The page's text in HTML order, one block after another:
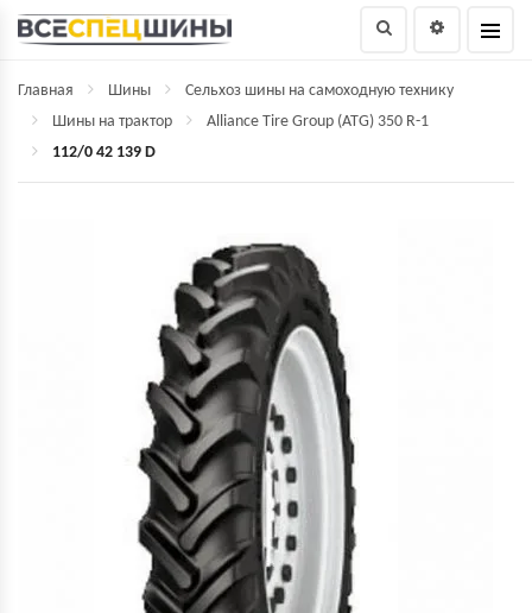
Главная Шины
Сельхоз шины на самоходную технику
Шины на трактор
Alliance Tire Group (ATG) 350 R-1
112/0 42 139 D